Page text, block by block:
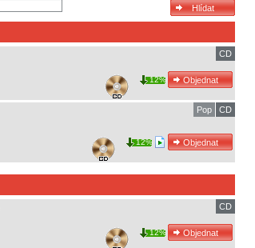
CD
12%
CD
Pop
12%
CD
12%